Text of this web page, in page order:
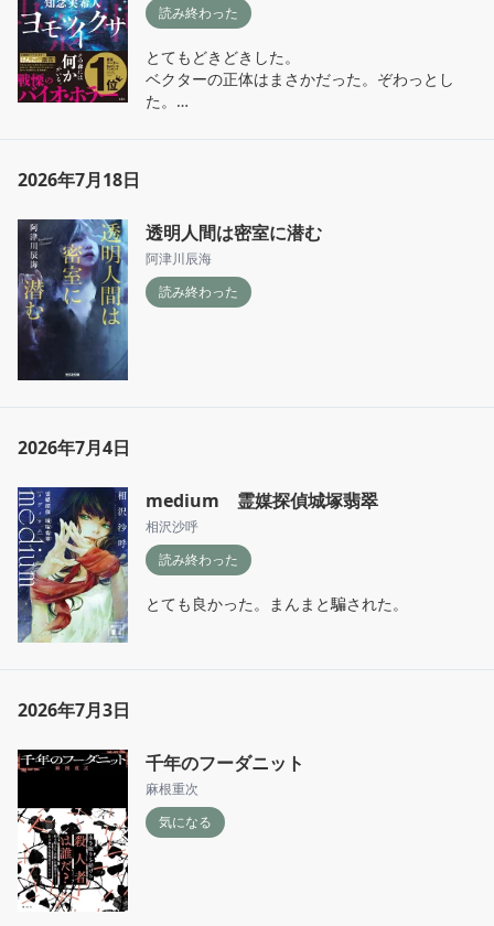
読み終わった
とてもどきどきした。
ベクターの正体はまさかだった。ぞわっとし
た。
2026年7月18日
透明人間は密室に潜む
阿津川辰海
読み終わった
2026年7月4日
medium 霊媒探偵城塚翡翠
相沢沙呼
読み終わった
とても良かった。まんまと騙された。
2026年7月3日
千年のフーダニット
麻根重次
気になる